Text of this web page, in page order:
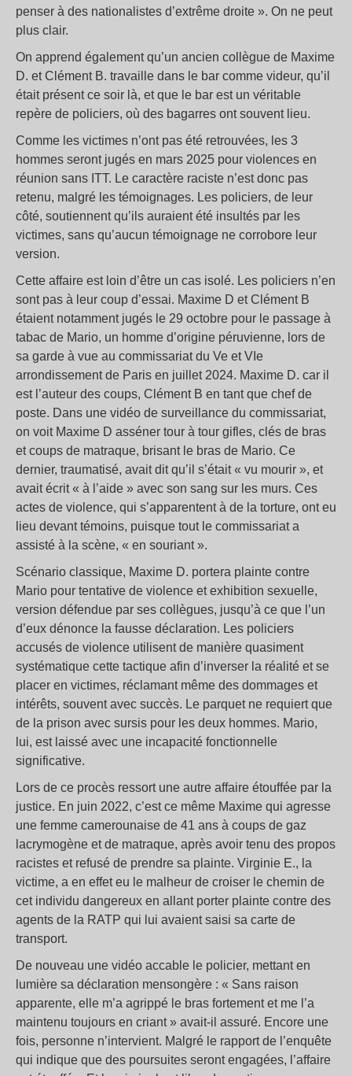
penser à des nationalistes d’extrême droite ». On ne peut
plus clair.
On apprend également qu’un ancien collègue de Maxime
D. et Clément B. travaille dans le bar comme videur, qu’il
était présent ce soir là, et que le bar est un véritable
repère de policiers, où des bagarres ont souvent lieu.
Comme les victimes n’ont pas été retrouvées, les 3
hommes seront jugés en mars 2025 pour violences en
réunion sans ITT. Le caractère raciste n’est donc pas
retenu, malgré les témoignages. Les policiers, de leur
côté, soutiennent qu’ils auraient été insultés par les
victimes, sans qu’aucun témoignage ne corrobore leur
version.
Cette affaire est loin d’être un cas isolé. Les policiers n’en
sont pas à leur coup d’essai. Maxime D et Clément B
étaient notamment jugés le 29 octobre pour le passage à
tabac de Mario, un homme d’origine péruvienne, lors de
sa garde à vue au commissariat du Ve et VIe
arrondissement de Paris en juillet 2024. Maxime D. car il
est l’auteur des coups, Clément B en tant que chef de
poste. Dans une vidéo de surveillance du commissariat,
on voit Maxime D asséner tour à tour gifles, clés de bras
et coups de matraque, brisant le bras de Mario. Ce
dernier, traumatisé, avait dit qu’il s’était « vu mourir », et
avait écrit « à l’aide » avec son sang sur les murs. Ces
actes de violence, qui s’apparentent à de la torture, ont eu
lieu devant témoins, puisque tout le commissariat a
assisté à la scène, « en souriant ».
Scénario classique, Maxime D. portera plainte contre
Mario pour tentative de violence et exhibition sexuelle,
version défendue par ses collègues, jusqu’à ce que l’un
d’eux dénonce la fausse déclaration. Les policiers
accusés de violence utilisent de manière quasiment
systématique cette tactique afin d’inverser la réalité et se
placer en victimes, réclamant même des dommages et
intérêts, souvent avec succès. Le parquet ne requiert que
de la prison avec sursis pour les deux hommes. Mario,
lui, est laissé avec une incapacité fonctionnelle
significative.
Lors de ce procès ressort une autre affaire étouffée par la
justice. En juin 2022, c’est ce même Maxime qui agresse
une femme camerounaise de 41 ans à coups de gaz
lacrymogène et de matraque, après avoir tenu des propos
racistes et refusé de prendre sa plainte. Virginie E., la
victime, a en effet eu le malheur de croiser le chemin de
cet individu dangereux en allant porter plainte contre des
agents de la RATP qui lui avaient saisi sa carte de
transport.
De nouveau une vidéo accable le policier, mettant en
lumière sa déclaration mensongère : « Sans raison
apparente, elle m’a agrippé le bras fortement et me l’a
maintenu toujours en criant » avait-il assuré. Encore une
fois, personne n’intervient. Malgré le rapport de l’enquête
qui indique que des poursuites seront engagées, l’affaire